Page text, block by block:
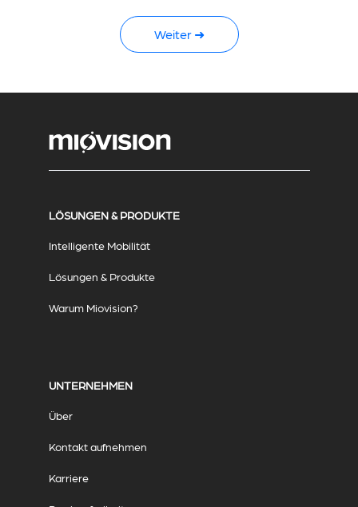
Weiter ➜
LÖSUNGEN & PRODUKTE
Intelligente Mobilität
Lösungen & Produkte
Warum Miovision?
UNTERNEHMEN
Über
Kontakt aufnehmen
Karriere